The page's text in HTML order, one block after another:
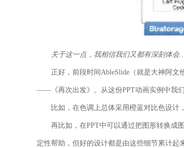
关于这一点，我相信我们又都有深刻体
正好，前段时间AbleSlide（就是大神阿
——《再次出发》。从这份PPT动画实例中我
比如，在色调上总体采用橙蓝对比色设计
再比如，在PPT中可以通过把图形转换成
定性帮助，但好的设计都是由这些细节累计起